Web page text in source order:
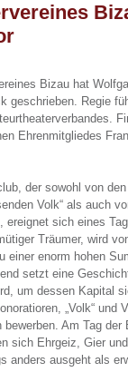
Bizau hat
geschrieben. Regie
Ehrenmitgliedes
der sowohl von
Volk“ als auch
ereignet sich eines
Träumer, wird
enorm hohen
setzt eine
um dessen Kapital
„Volk“ und
Am Tag der
sich Ehrgeiz, Gier
anders ausgeht als